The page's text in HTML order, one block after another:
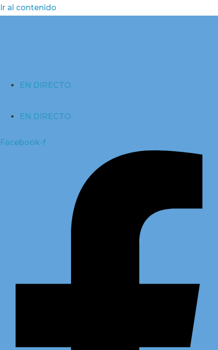
Ir al contenido
EN DIRECTO
EN DIRECTO
Facebook-f